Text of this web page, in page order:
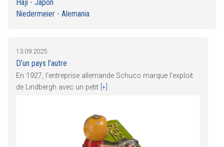
Haji - Japón
Niedermeier - Alemania
13.09.2025
D’un pays l’autre
En 1927, l’entreprise allemande Schuco marque l’exploit
de Lindbergh avec un petit [+]